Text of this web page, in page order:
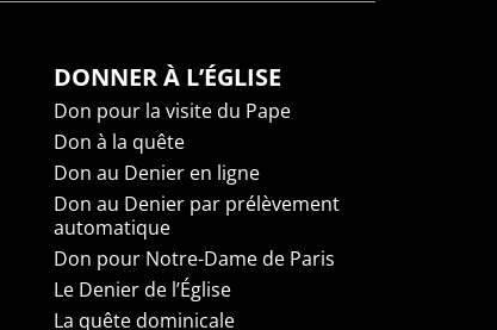
DONNER À L’ÉGLISE
Don pour la visite du Pape
Don à la quête
Don au Denier en ligne
Don au Denier par prélèvement
automatique
Don pour Notre-Dame de Paris
Le Denier de l’Église
La quête dominicale